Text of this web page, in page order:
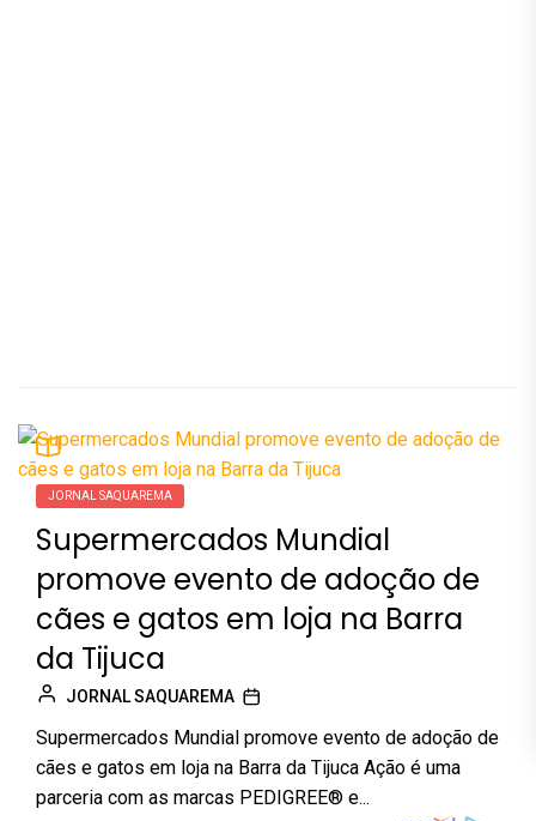
JORNAL SAQUAREMA
Supermercados Mundial
promove evento de adoção de
cães e gatos em loja na Barra
da Tijuca
JORNAL SAQUAREMA
Supermercados Mundial promove evento de adoção de
cães e gatos em loja na Barra da Tijuca Ação é uma
parceria com as marcas PEDIGREE® e...